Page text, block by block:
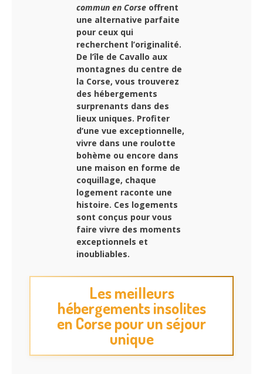
commun en Corse offrent
une alternative parfaite
pour ceux qui
recherchent l’originalité.
De l’île de Cavallo aux
montagnes du centre de
la Corse, vous trouverez
des hébergements
surprenants dans des
lieux uniques. Profiter
d’une vue exceptionnelle,
vivre dans une roulotte
bohème ou encore dans
une maison en forme de
coquillage, chaque
logement raconte une
histoire. Ces logements
sont conçus pour vous
faire vivre des moments
exceptionnels et
inoubliables.
Les meilleurs
hébergements insolites
en Corse pour un séjour
unique